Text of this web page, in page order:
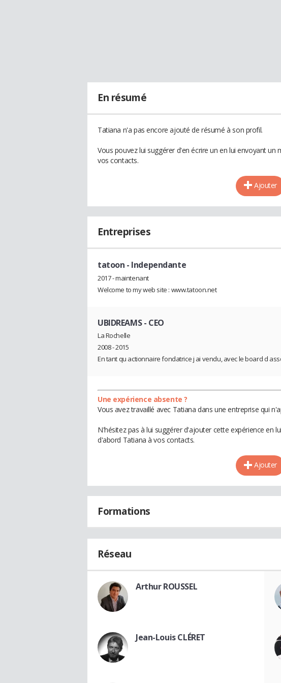
En résumé
Tatiana n'a pas encore ajouté de résumé à son profil.
Vous pouvez lui suggérer d'en écrire un en lui envoyant
vos contacts.
Ajouter
Entreprises
tatoon - Independante
2017 - maintenant
Welcome to my web site : www.tatoon.net
UBIDREAMS- CEO
La Rochelle
2008 - 2015
En tant qu actionnaire fondatrice j ai vendu, avec le board d
Une expérience absente ?
Vous avez travaillé avec Tatiana dans une entreprise qui
N'hésitez pas à lui suggérer d'ajouter cette expérience en
d'abord Tatiana à vos contacts.
Ajouter
Formations
Réseau
Arthur ROUSSEL
Jean-Louis CLÉRET